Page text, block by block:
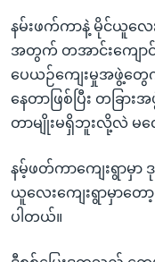
နမ်းဖက်ကာနဲ့ မိုင်ယူလေး
အတွက် တအာင်းကျော
ပေယဉ်ကျေးမှုအဖွဲ့တွ
နေတာဖြစ်ပြီး တခြ
တာမျိုးမရှိဘူးလို့လဲ မလွ
နမ့်ဖတ်ကာကျေးရွာမှာ
ယူလေးကျေးရွာမှာတ
ပါတယ်။